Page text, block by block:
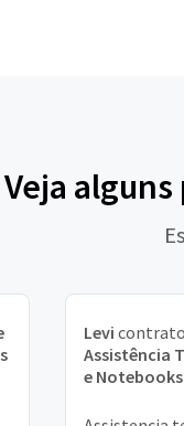
Veja
Levi
Assistência
e Notebooks